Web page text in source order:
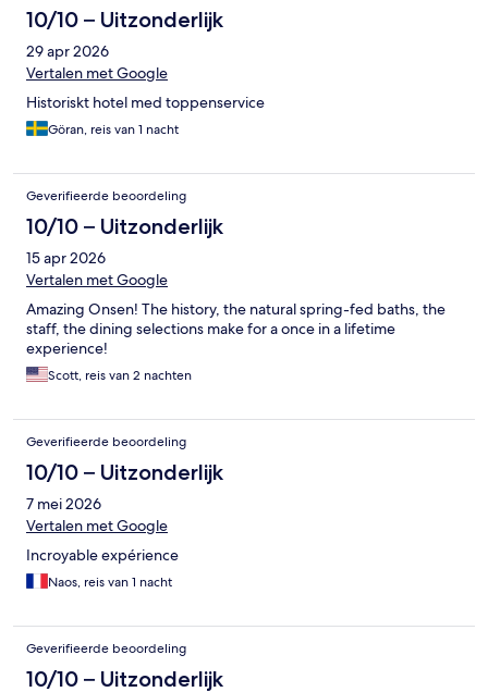
10/10 – Uitzonderlijk
29 apr 2026
Vertalen met Google
Historiskt hotel med toppenservice
Göran, reis van 1 nacht
Geverifieerde beoordeling
10/10 – Uitzonderlijk
15 apr 2026
Vertalen met Google
Amazing Onsen! The history, the natural spring-fed baths, the
staff, the dining selections make for a once in a lifetime
experience!
Scott, reis van 2 nachten
Geverifieerde beoordeling
10/10 – Uitzonderlijk
7 mei 2026
Vertalen met Google
Incroyable expérience
Naos, reis van 1 nacht
Geverifieerde beoordeling
10/10 – Uitzonderlijk